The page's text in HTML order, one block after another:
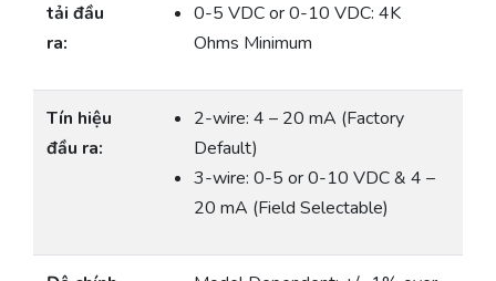
tải đầu
ra:
0-5 VDC or 0-10 VDC: 4K
Ohms Minimum
Tín hiệu
đầu ra:
2-wire: 4 – 20 mA (Factory
Default)
3-wire: 0-5 or 0-10 VDC & 4 –
20 mA (Field Selectable)